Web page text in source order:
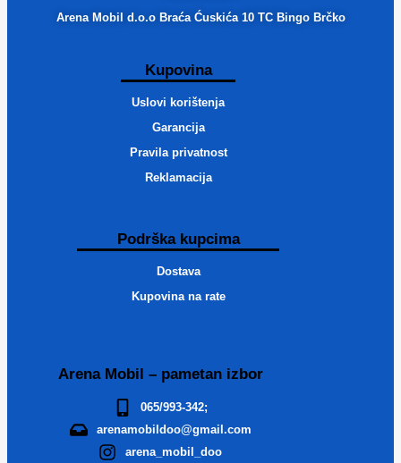
Arena Mobil d.o.o Braća Ćuskića 10 TC Bingo Brčko
Kupovina
Uslovi korištenja
Garancija
Pravila privatnost
Reklamacija
Podrška kupcima
Dostava
Kupovina na rate
Arena Mobil – pametan izbor
065/993-342;
arenamobildoo@gmail.com
arena_mobil_doo